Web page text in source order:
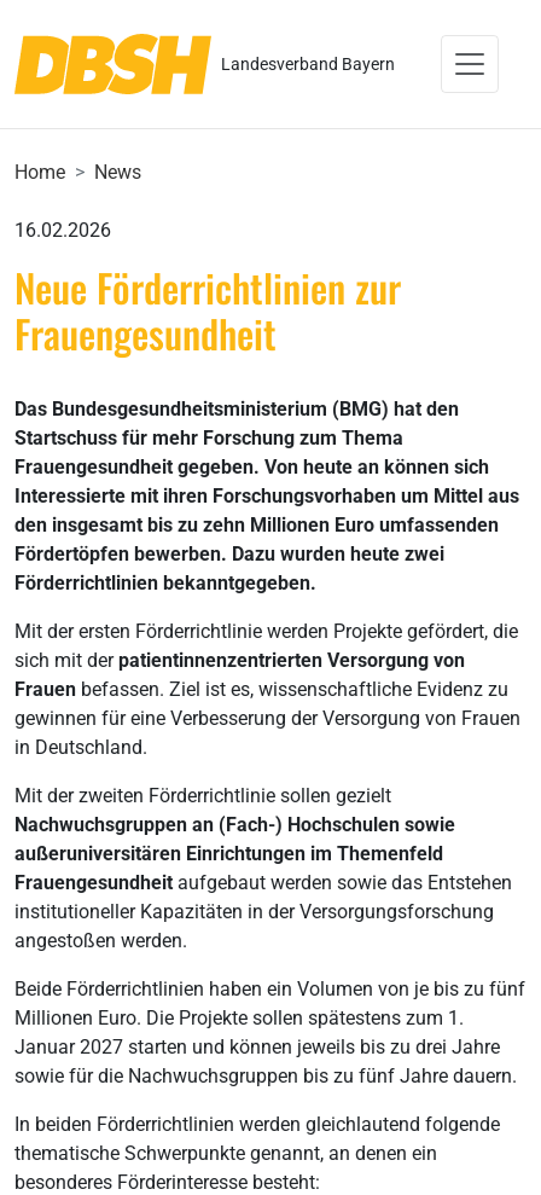
Landesverband Bayern
Home News
16.02.2026
Neue Förderrichtlinien zur
Frauengesundheit
Das Bundesgesundheitsministerium (BMG) hat den
Startschuss für mehr Forschung zum Thema
Frauengesundheit gegeben. Von heute an können sich
Interessierte mit ihren Forschungsvorhaben um Mittel aus
den insgesamt bis zu zehn Millionen Euro umfassenden
Fördertöpfen bewerben. Dazu wurden heute zwei
Förderrichtlinien bekanntgegeben.
Mit der ersten Förderrichtlinie werden Projekte gefördert, die
sich mit derpatientinnenzentrierten Versorgung von
Frauen befassen. Ziel ist es, wissenschaftliche Evidenz zu
gewinnen für eine Verbesserung der Versorgung von Frauen
in Deutschland.
Mit der zweiten Förderrichtlinie sollen gezielt
Nachwuchsgruppen an (Fach-) Hochschulen sowie
außeruniversitären Einrichtungen im Themenfeld
Frauengesundheit aufgebaut werden sowie das Entstehen
institutioneller Kapazitäten in der Versorgungsforschung
angestoßen werden.
Beide Förderrichtlinien haben ein Volumen von je bis zu fünf
Millionen Euro. Die Projekte sollen spätestens zum 1.
Januar 2027 starten und können jeweils bis zu drei Jahre
sowie für die Nachwuchsgruppen bis zu fünf Jahre dauern.
In beiden Förderrichtlinien werden gleichlautend folgende
thematische Schwerpunkte genannt, an denen ein
besonderes Förderinteresse besteht: